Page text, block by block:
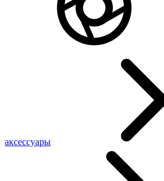
аксессуары